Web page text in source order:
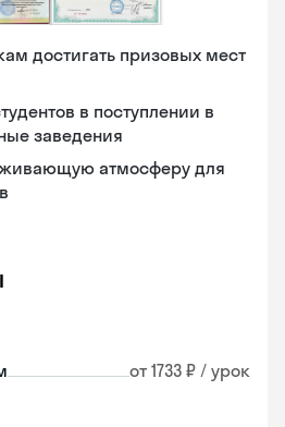
достигать призовых мест
в поступлении в
заведения
атмосферу для
от 1733 ₽ / урок